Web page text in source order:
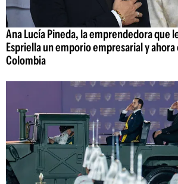
Ana Lucía Pineda, la emprendedora que
Espriella un emporio empresarial y
Colombia